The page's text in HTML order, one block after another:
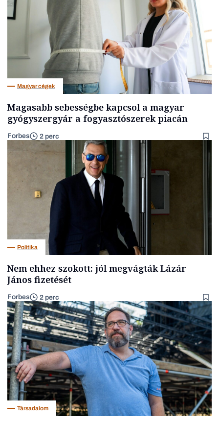
Magyar cégek
Magasabb sebességbe kapcsol a magyar
gyógyszergyár a fogyasztószerek piacán
Forbes 2 perc
Politika
Nem ehhez szokott: jól megvágták Lázár
János fizetését
Forbes 2 perc
Társadalom